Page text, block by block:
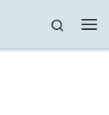
Search